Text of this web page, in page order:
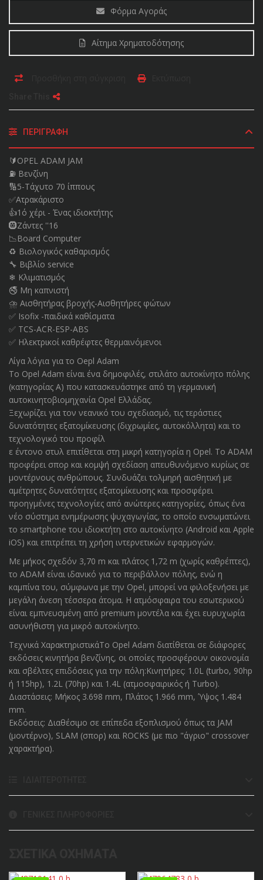
Φόρμα Αγοράς
Αίτημα Χρηματοδότησης
ΠΕΡΙΓΡΑΦΉ
🔰OPEL ADAM JAM
⛽ Βενζίνη
🔢5-Τάχυτο 70 ίππους
✅Ατρακάριστο
👍1ό χέρι - Ένας ιδιοκτήτης
🛞Ζάντες ''16
📉Board Computer
♻️ Βιολογικός καθαρισμός
🔧 Βιβλίο service
❄ Κλιματισμός
🚭 Μη καπνιστή
⛈ Αισθητήρας βροχής-Αισθητήρες φώτων
✅ Isofix -παιδικά καθίσματα
✅ TCS-ACR-ESP-ABS
✅ Ηλεκτρικοί καθρέφτες θερμαινόμενοι
Λίγα λόγια για το Oepl Adam
Το Opel Adam είναι ένα δημοφιλές, στιλάτο αυτοκίνητο πόλης
(κατηγορίας Α) που κατασκευάστηκε από τη γερμανική
αυτοκινητοβιομηχανία Opel Ελλάδας.
Ξεχωρίζει για τον νεανικό του σχεδιασμό, τις τεράστιες
δυνατότητες εξατομίκευσης (διχρωμίες, αυτοκόλλητα) και το
τεχνολογικό του προφίλ
ε έντονο στυλ επιτίθεται στη μικρή κατηγορία η Opel. Το ADAM
προφέρει σπορ και κομψή σχεδίαση απευθυνόμενο κυρίως σε
μοντέρνους ανθρώπους. Συνδυάζει τολμηρή αισθητική με
αμέτρητες δυνατότητες εξατομίκευσης και προσφέρει
προηγμένες τεχνολογίες από ανώτερες κατηγορίες, όπως ένα
νέο σύστημα ενημέρωσης ψυχαγωγίας, το οποίο ενσωματώνει
το smartphone του ιδιοκτήτη στο αυτοκίνητο (Android και Apple
iOS) και επιτρέπει τη χρήση ιντερνετικών εφαρμογών.
Με μήκος σχεδόν 3,70 m και πλάτος 1,72 m (χωρίς καθρέπτες),
το ADAM είναι ιδανικό για το περιβάλλον πόλης, ενώ η
καμπίνα του, σύμφωνα με την Opel, μπορεί να φιλοξενήσει με
μεγάλη άνεση τέσσερα άτομα. Η ατμόσφαιρα του εσωτερικού
είναι εμπνευσμένη από premium μοντέλα και έχει ευρυχωρία
ασυνήθιστη για μικρό αυτοκίνητο.
Τεχνικά ΧαρακτηριστικάΤο Opel Adam διατίθεται σε διάφορες
εκδόσεις κινητήρα βενζίνης, οι οποίες προσφέρουν οικονομία
και σβέλτες επιδόσεις για την πόλη:Κινητήρες: 1.0L (turbo, 90hp
ή 115hp), 1.2L (70hp) και 1.4L (ατμοσφαιρικός ή Turbo).
Διαστάσεις: Μήκος 3.698 mm, Πλάτος 1.966 mm, Ύψος 1.484
mm.
Εκδόσεις: Διαθέσιμο σε επίπεδα εξοπλισμού όπως τα JAM
(μοντέρνο), SLAM (σπορ) και ROCKS (με πιο "άγριο" crossover
χαρακτήρα).